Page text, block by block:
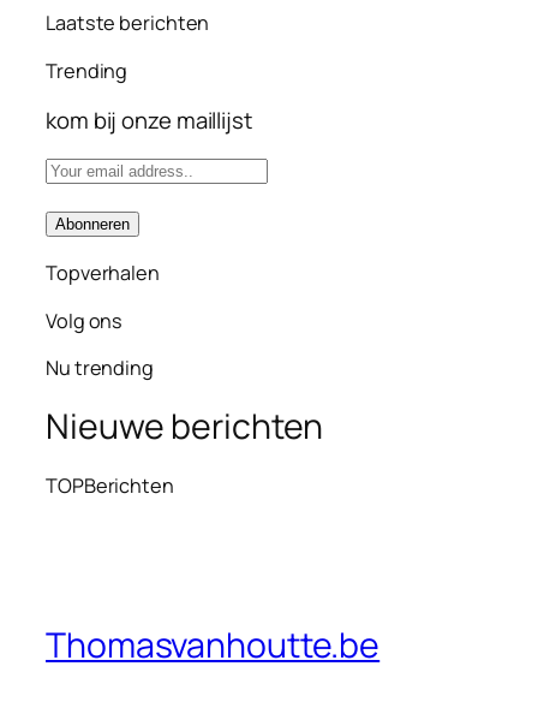
Laatste berichten
Trending
kom bij onze maillijst
Topverhalen
Volg ons
Nu trending
Nieuwe berichten
TOPBerichten
Thomasvanhoutte.be